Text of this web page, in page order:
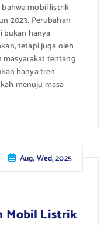
mobil listrik
2023. Perubahan
hanya
tetapi juga oleh
masyarakat tentang
hanya tren
menuju masa
Aug, Wed, 2025
Mobil Listrik